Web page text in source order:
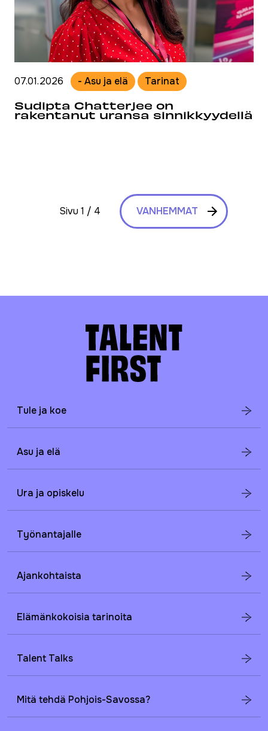
07.01.2026 - Asu ja elä Tarinat
Sudipta Chatterjee on
rakentanut uransa sinnikkyydellä
Sivu 1 / 4 VANHEMMAT
Tule ja koe
Asu ja elä
Ura ja opiskelu
Työnantajalle
Ajankohtaista
Elämänkokoisia tarinoita
Talent Talks
Mitä tehdä Pohjois-Savossa?